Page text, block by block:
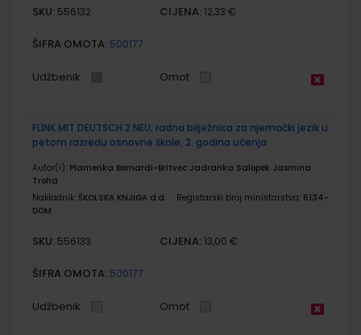
SKU: 556132 CIJENA: 12,33 €
ŠIFRA OMOTA: 500177
Udžbenik Omot
FLINK MIT DEUTSCH 2 NEU; radna bilježnica za njemački jezik u
petom razredu osnovne škole, 2. godina učenja
Autor(i): Plamenka Bernardi-Britvec Jadranka Salopek Jasmina
Troha
Nakladnik: ŠKOLSKA KNJIGA d.d. Registarski broj ministarstva: 6134-
DOM
SKU: 556133 CIJENA: 13,00 €
ŠIFRA OMOTA: 500177
Udžbenik Omot